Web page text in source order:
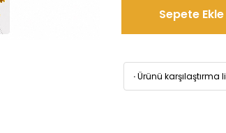
Sepete Ekle
·Ürünü karşılaştırma